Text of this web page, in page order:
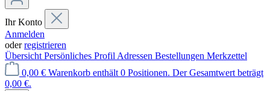
Ihr Konto
Anmelden
oderregistrieren
Übersicht Persönliches Profil Adressen Bestellungen Merkzettel
0,00 € Warenkorb enthält 0 Positionen. Der Gesamtwert beträgt
0,00 €.